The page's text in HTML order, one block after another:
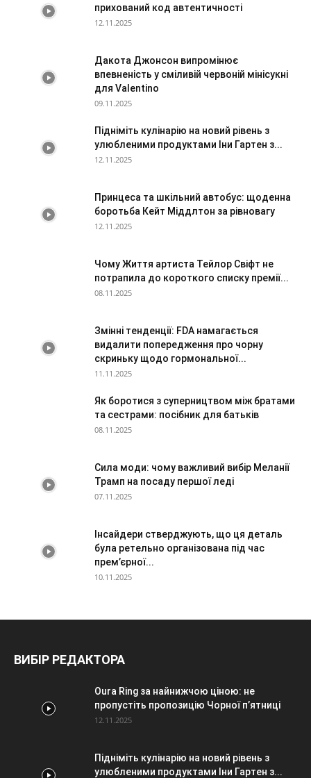
прихований код автентичності
12.11.2025
Дакота Джонсон випромінює
впевненість у сміливій червоній мінісукні
для Valentino
09.11.2025
Підніміть кулінарію на новий рівень з
улюбленими продуктами Іни Гартен з...
12.11.2025
Принцеса та шкільний автобус: щоденна
боротьба Кейт Міддлтон за рівновагу
12.11.2025
Чому Життя артиста Тейлор Свіфт не
потрапила до короткого списку премії...
08.11.2025
Змінні тенденції: FDA намагається
видалити попередження про чорну
скриньку щодо гормональної...
11.11.2025
Як боротися з суперництвом між братами
та сестрами: посібник для батьків
08.11.2025
Сила моди: чому важливий вибір Меланії
Трамп на посаду першої леді
07.11.2025
Інсайдери стверджують, що ця деталь
була ретельно організована під час
прем’єрної...
10.11.2025
ВИБІР РЕДАКТОРА
Oura Ring за найнижчою ціною: не
пропустіть пропозицію Чорної п’ятниці
12.11.2025
Підніміть кулінарію на новий рівень з
улюбленими продуктами Іни Гартен з...